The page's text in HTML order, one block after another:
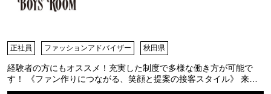
正社員 ファッションアドバイザー 秋田県
経験者の方にもオススメ！充実した制度で多様な働き方が可能で
す！ 《ファン作りにつながる、笑顔と提案の接客スタイル》 来…